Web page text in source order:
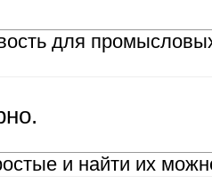
для
и найти их